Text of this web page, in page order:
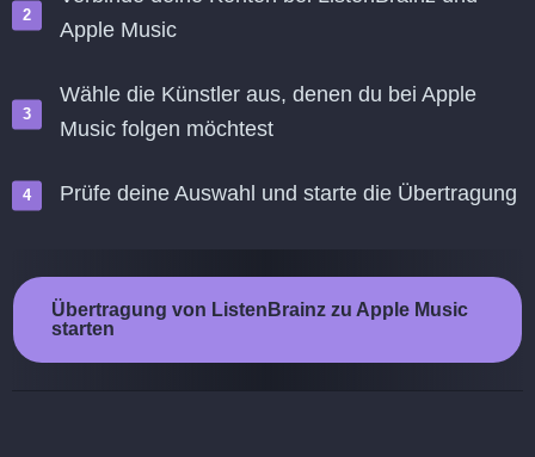
Apple Music
Wähle die Künstler aus, denen du bei Apple
Music folgen möchtest
Prüfe deine Auswahl und starte die Übertragung
Übertragung von ListenBrainz zu Apple Music
starten